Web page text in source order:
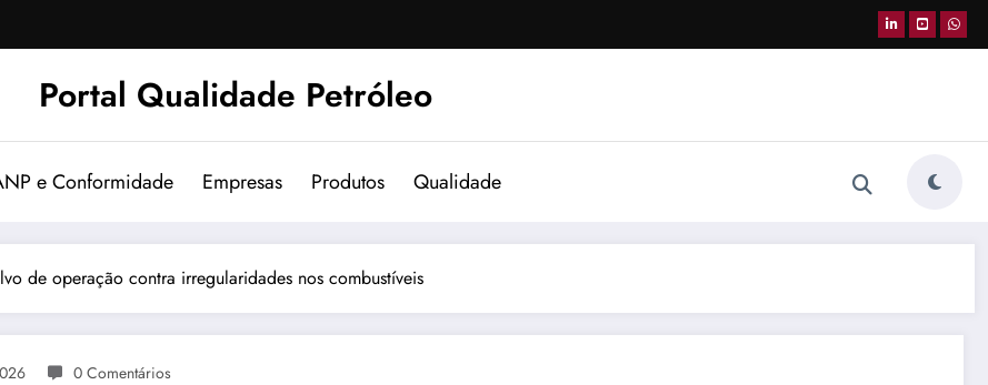
Portal Qualidade Petróleo
e Conformidade Empresas Produtos Qualidade
de operação contra irregularidades nos combustíveis
0 Comentários